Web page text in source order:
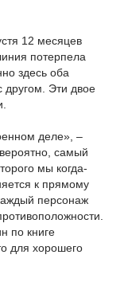
12 месяцев
потерпела
здесь оба
другом. Эти двое
деле», –
самый
мы когда-
к прямому
персонаж
по книге
для хорошего